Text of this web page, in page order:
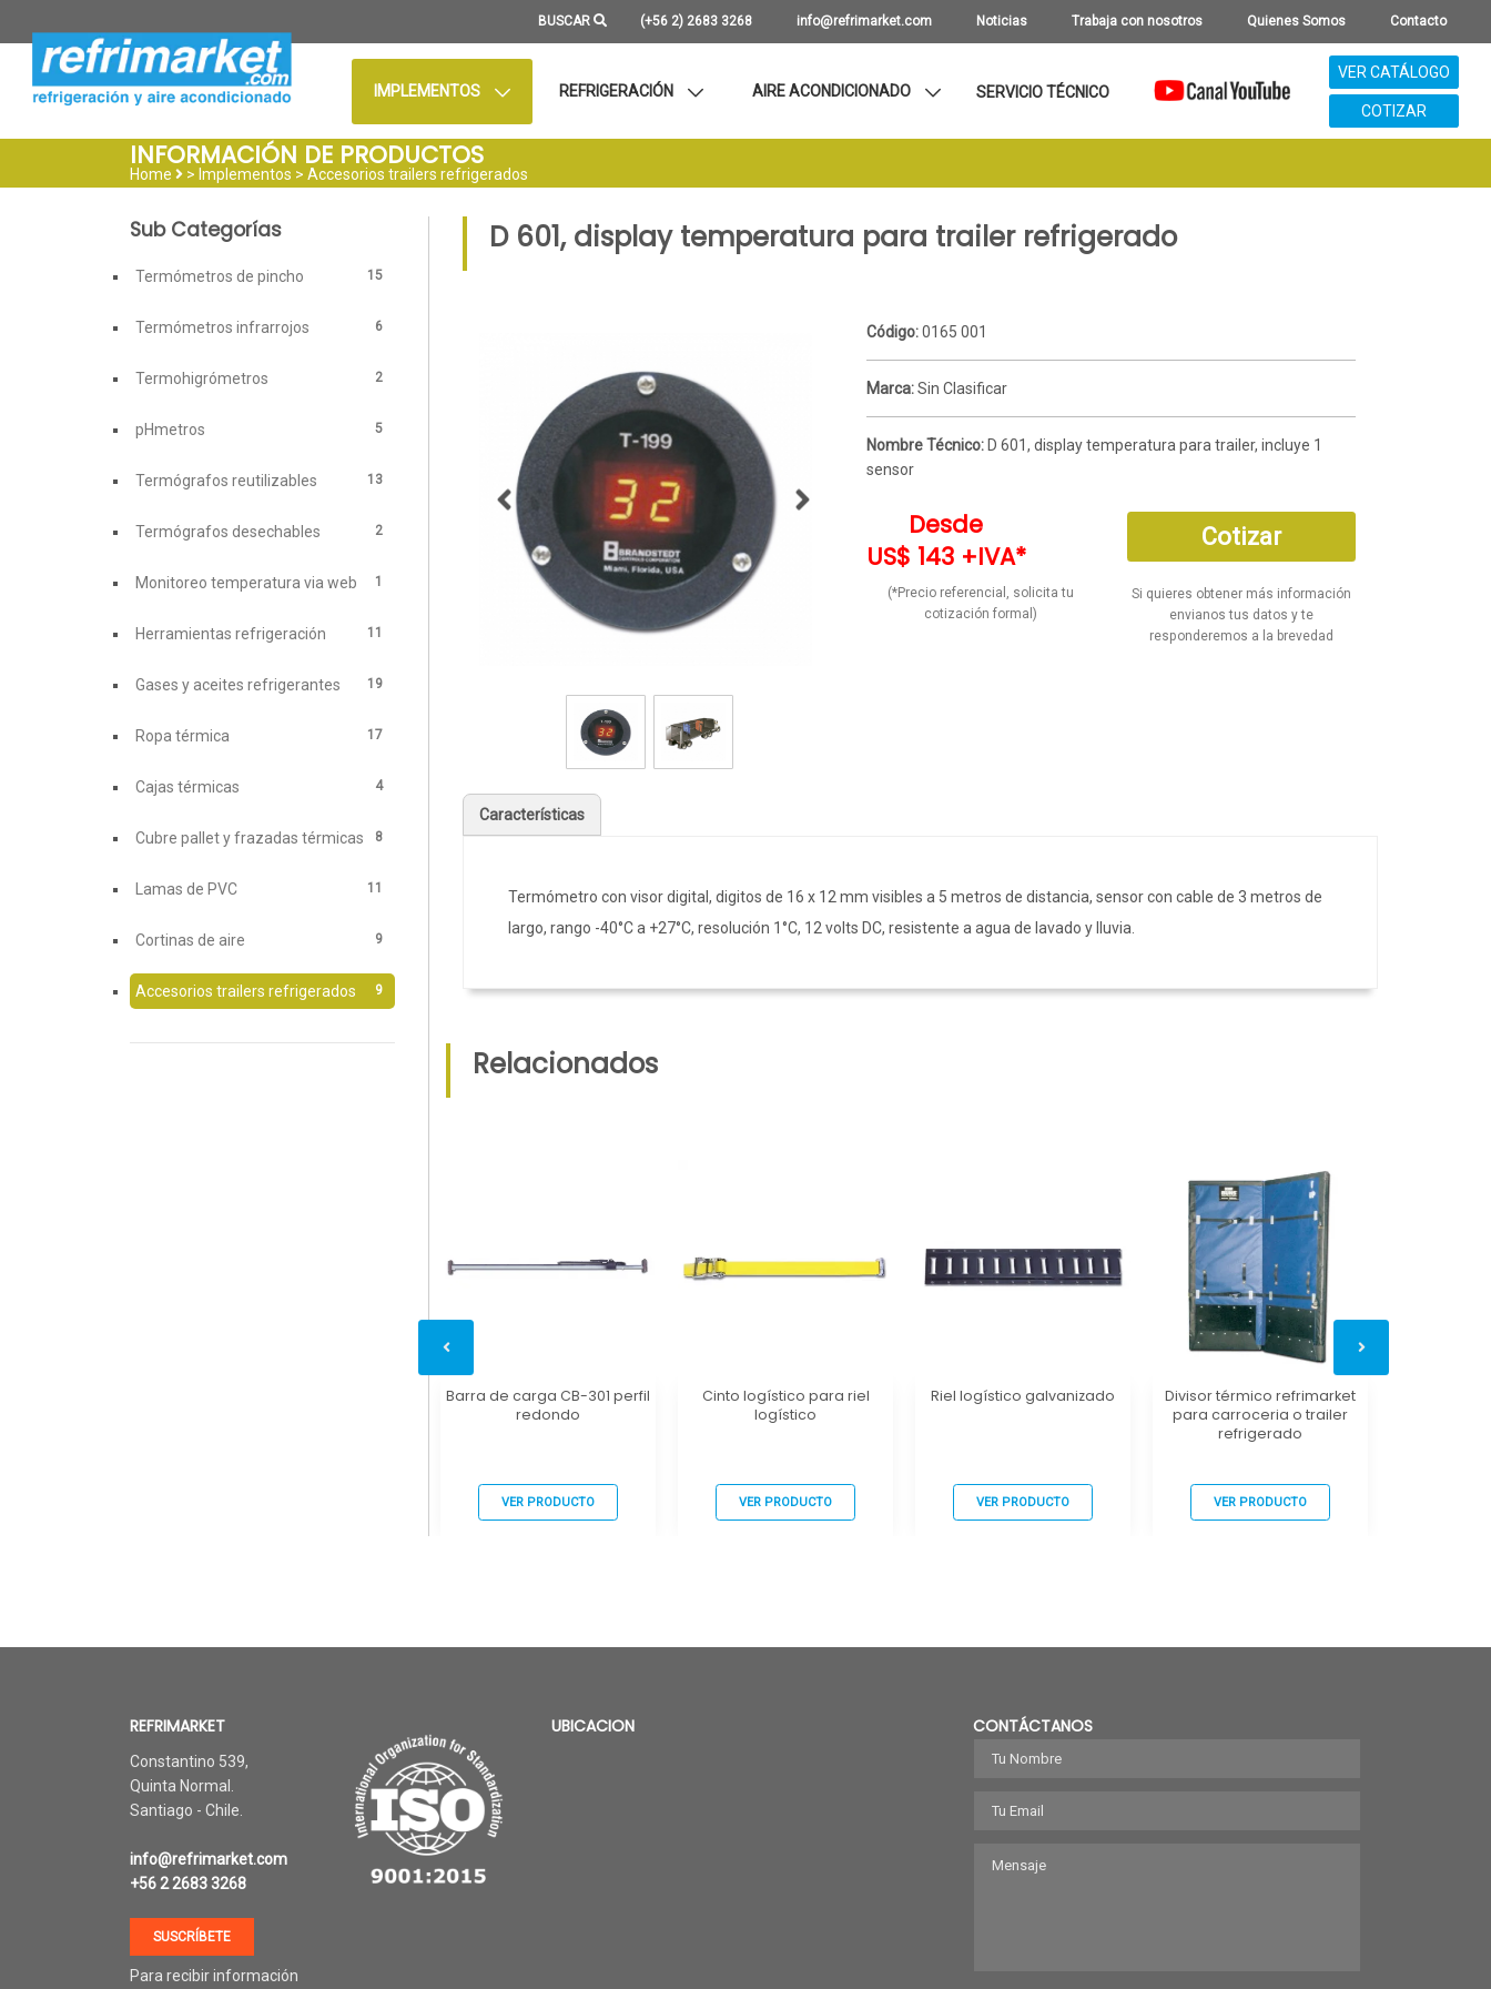
BUSCAR (+56 2) 2683 3268 info@refrimarket.com Noticias Trabaja con nosotros Quienes Somos Contacto
IMPLEMENTOS REFRIGERACIÓN AIRE ACONDICIONADO SERVICIO TÉCNICO
VER CATÁLOGO
COTIZAR
INFORMACIÓN DE PRODUCTOS
Home > Implementos > Accesorios trailers refrigerados
D 601, display temperatura para trailer refrigerado
Código:0165 001
Marca:Sin Clasificar
Nombre Técnico: D 601, display temperatura para trailer, incluye 1
sensor
Desde
US$ 143 +IVA*
(*Precio referencial, solicita tu
cotización formal)
Cotizar
Si quieres obtener más información
envianos tus datos y te
responderemos a la brevedad
Características
Termómetro con visor digital, digitos de 16 x 12 mm visibles a 5 metros de distancia, sensor con cable de 3 metros de
largo, rango -40°C a +27°C, resolución 1°C, 12 volts DC, resistente a agua de lavado y lluvia.
Relacionados
Barra de carga CB-301 perfil
redondo
VER PRODUCTO
Cinto logístico para riel
logístico
VER PRODUCTO
Riel logístico galvanizado
VER PRODUCTO
Divisor térmico refrimarket
para carroceria o trailer
refrigerado
VER PRODUCTO
Sub Categorías
Termómetros de pincho 15
Termómetros infrarrojos 6
Termohigrómetros 2
pHmetros 5
Termógrafos reutilizables 13
Termógrafos desechables 2
Monitoreo temperatura via web 1
Herramientas refrigeración 11
Gases y aceites refrigerantes 19
Ropa térmica 17
Cajas térmicas 4
Cubre pallet y frazadas térmicas 8
Lamas de PVC 11
Cortinas de aire 9
Accesorios trailers refrigerados 9
REFRIMARKET
Constantino 539,
Quinta Normal.
Santiago - Chile.
info@refrimarket.com
+56 2 2683 3268
SUSCRÍBETE
Para recibir información
UBICACION CONTÁCTANOS